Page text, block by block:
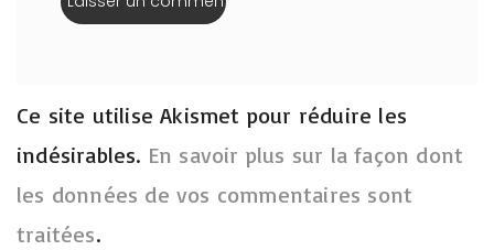
Ce site utilise Akismet pour réduire les
indésirables. En savoir plus sur la façon dont
les données de vos commentaires sont
traitées.